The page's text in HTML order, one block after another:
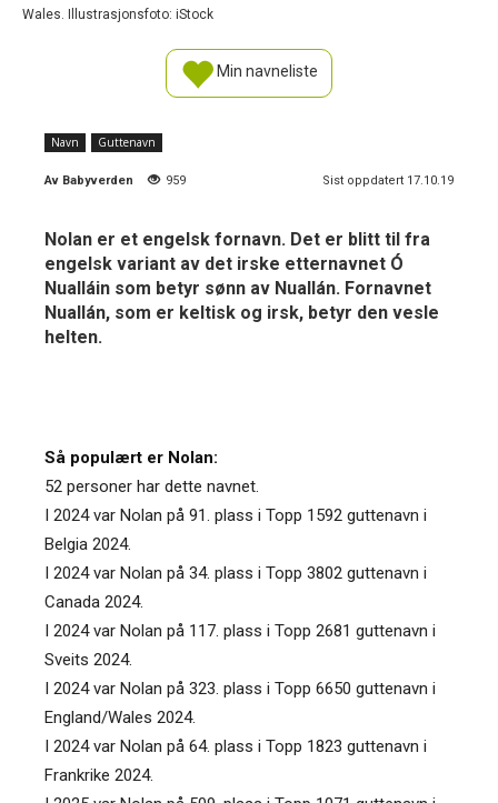
Wales. Illustrasjonsfoto: iStock
Min navneliste
Navn Guttenavn
Av Babyverden 959 Sist oppdatert 17.10.19
Nolan er et engelsk fornavn. Det er blitt til fra
engelsk variant av det irske etternavnet Ó
Nualláin som betyr sønn av Nuallán. Fornavnet
Nuallán, som er keltisk og irsk, betyr den vesle
helten.
Så populært er Nolan:
52 personer har dette navnet.
I 2024 var Nolan på 91. plass i Topp 1592 guttenavn i
Belgia 2024.
I 2024 var Nolan på 34. plass i Topp 3802 guttenavn i
Canada 2024.
I 2024 var Nolan på 117. plass i Topp 2681 guttenavn i
Sveits 2024.
I 2024 var Nolan på 323. plass i Topp 6650 guttenavn i
England/Wales 2024.
I 2024 var Nolan på 64. plass i Topp 1823 guttenavn i
Frankrike 2024.